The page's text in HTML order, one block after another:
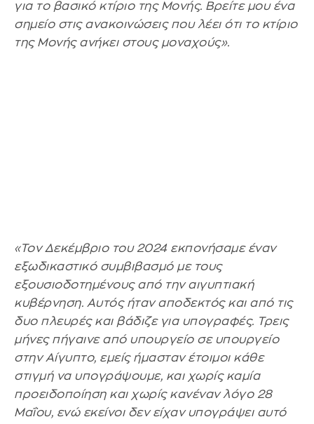
για το βασικό κτίριο της Μονής. Βρείτε μου ένα
σημείο στις ανακοινώσεις που λέει ότι το κτίριο
της Μονής ανήκει στους μοναχούς».
«Τον Δεκέμβριο του 2024 εκπονήσαμε έναν
εξωδικαστικό συμβιβασμό με τους
εξουσιοδοτημένους από την αιγυπτιακή
κυβέρνηση. Αυτός ήταν αποδεκτός και από τις
δυο πλευρές και βάδιζε για υπογραφές. Τρεις
μήνες πήγαινε από υπουργείο σε υπουργείο
στην Αίγυπτο, εμείς ήμασταν έτοιμοι κάθε
στιγμή να υπογράψουμε, και χωρίς καμία
προειδοποίηση και χωρίς κανέναν λόγο 28
Μαΐου, ενώ εκείνοι δεν είχαν υπογράψει αυτό